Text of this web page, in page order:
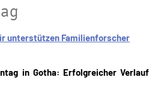
unterstützen Familienforscher
in Gotha: Erfolgreicher Verlauf